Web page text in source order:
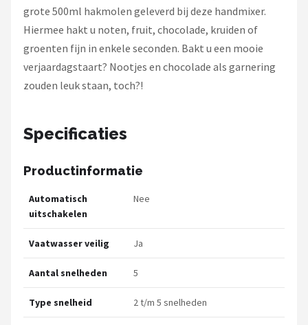
grote 500ml hakmolen geleverd bij deze handmixer.
Hiermee hakt u noten, fruit, chocolade, kruiden of
groenten fijn in enkele seconden. Bakt u een mooie
verjaardagstaart? Nootjes en chocolade als garnering
zouden leuk staan, toch?!
Specificaties
Productinformatie
Automatisch
uitschakelen
Nee
Vaatwasser veilig Ja
Aantal snelheden 5
Type snelheid 2 t/m 5 snelheden